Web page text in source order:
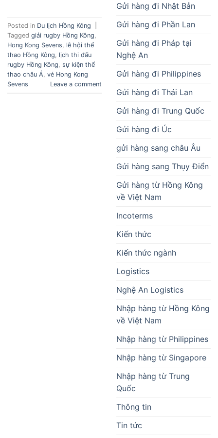
Posted in Du lịch Hồng Kông
Tagged giải rugby Hồng Kông
Hong Kong Sevens
lễ hội thể
thao Hồng Kông
lịch thi đấu
rugby Hồng Kông sự kiện thể
thao châu Á vé Hong Kong
Sevens
Leave a comment
Gửi hàng đi Nhật Bản
Gửi hàng đi Phần Lan
Gửi hàng đi Pháp tại
Nghệ An
Gửi hàng đi Philippines
Gửi hàng đi Thái Lan
Gửi hàng đi Trung Quốc
Gửi hàng đi Úc
gửi hàng sang châu Âu
Gửi hàng sang Thụy Điển
Gửi hàng từ Hồng Kông
về Việt Nam
Incoterms
Kiến thức
Kiến thức ngành
Logistics
Nghệ An Logistics
Nhập hàng từ Hồng Kông
về Việt Nam
Nhập hàng từ Philippines
Nhập hàng từ Singapore
Nhập hàng từ Trung
Quốc
Thông tin
Tin tức